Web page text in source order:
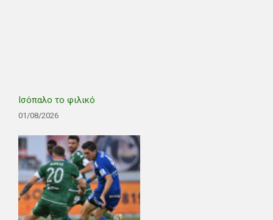
Ισόπαλο το φιλικό
01/08/2026